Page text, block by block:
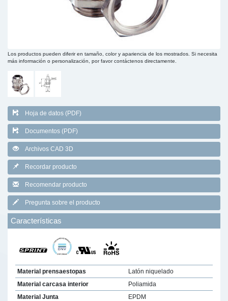
Los productos pueden diferir en tamaño, color y apariencia de los mostrados. Si necesita
más información o personalización, por favor contáctenos directamente.
Hoja de datos (PDF)
Documentos (PDF)
Archivos CAD 3D
Recordar producto
Recomendar producto
Pregunta sobre el producto
Características
Material prensaestopas
Latón niquelado
Material carcasa interior
Poliamida
Material Junta
EPDM